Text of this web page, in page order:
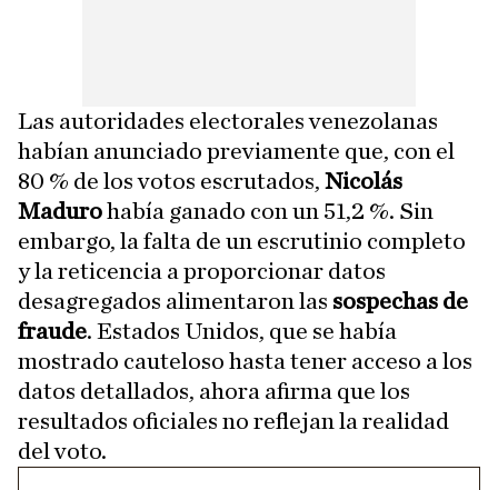
Las autoridades electorales venezolanas
habían anunciado previamente que, con el
80 % de los votos escrutados, Nicolás
Madurohabía ganado con un 51,2 %. Sin
embargo, la falta de un escrutinio completo
y la reticencia a proporcionar datos
desagregados alimentaron las sospechas de
fraude. Estados Unidos, que se había
mostrado cauteloso hasta tener acceso a los
datos detallados, ahora afirma que los
resultados oficiales no reflejan la realidad
del voto.